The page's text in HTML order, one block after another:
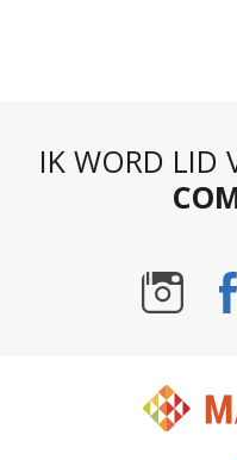
IK WORD LID